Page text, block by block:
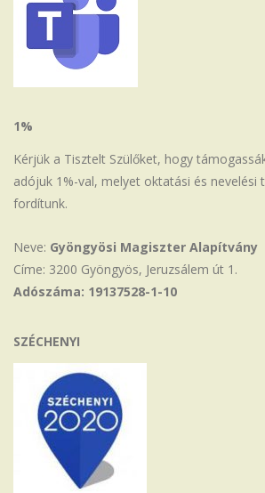
1%
Kérjük a Tisztelt Szülőket, hogy
adójuk 1%-val, melyet oktatási és nevelési
fordítunk.
Neve: Gyöngyösi Magiszter Alapítvány
Címe: 3200 Gyöngyös, Jeruzsálem út 1.
Adószáma: 19137528-1-10
SZÉCHENYI